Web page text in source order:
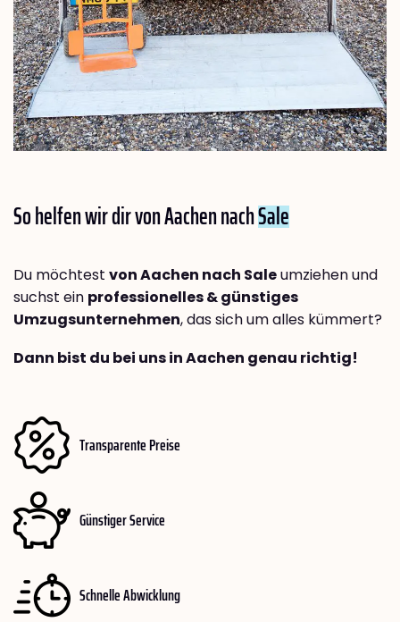
So helfen wir dir von Aachen nachSale
Du möchtest von Aachen nach Saleumziehen und
suchst ein professionelles & günstiges
Umzugsunternehmen, das sich um alles kümmert?
Dann bist du bei uns in Aachen genau richtig!
Transparente Preise
Günstiger Service
Schnelle Abwicklung